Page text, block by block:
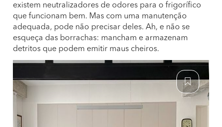
existem neutralizadores de odores para o frigorífico
que funcionam bem. Mas com uma manutenção
adequada, pode não precisar deles. Ah, e não se
esqueça das borrachas: mancham e armazenam
detritos que podem emitir maus cheiros.